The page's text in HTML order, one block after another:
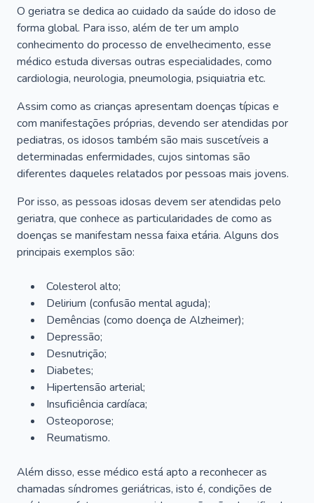
O geriatra se dedica ao cuidado da saúde do idoso de
forma global. Para isso, além de ter um amplo
conhecimento do processo de envelhecimento, esse
médico estuda diversas outras especialidades, como
cardiologia, neurologia, pneumologia, psiquiatria etc.
Assim como as crianças apresentam doenças típicas e
com manifestações próprias, devendo ser atendidas por
pediatras, os idosos também são mais suscetíveis a
determinadas enfermidades, cujos sintomas são
diferentes daqueles relatados por pessoas mais jovens.
Por isso, as pessoas idosas devem ser atendidas pelo
geriatra, que conhece as particularidades de como as
doenças se manifestam nessa faixa etária. Alguns dos
principais exemplos são:
Colesterol alto;
Delirium (confusão mental aguda);
Demências (como doença de Alzheimer);
Depressão;
Desnutrição;
Diabetes;
Hipertensão arterial;
Insuficiência cardíaca;
Osteoporose;
Reumatismo.
Além disso, esse médico está apto a reconhecer as
chamadas síndromes geriátricas, isto é, condições de